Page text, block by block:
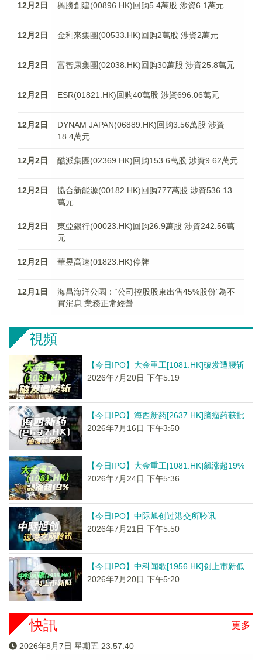
12月2日 興勝創建(00896.HK)回购5.4萬股 涉資6.1萬元
12月2日 金利來集團(00533.HK)回购2萬股 涉資2萬元
12月2日 富智康集團(02038.HK)回购30萬股 涉資25.8萬元
12月2日 ESR(01821.HK)回购40萬股 涉資696.06萬元
12月2日
DYNAM JAPAN(06889.HK)回购3.56萬股 涉資
18.4萬元
12月2日 酷派集團(02369.HK)回购153.6萬股 涉資9.62萬元
12月2日
協合新能源(00182.HK)回购777萬股 涉資536.13
萬元
12月2日
東亞銀行(00023.HK)回购26.9萬股 涉資242.56萬
元
12月2日 華昱高速(01823.HK)停牌
12月1日
海昌海洋公園：“公司控股股東出售45%股份”為不
實消息 業務正常經營
視頻
【今日IPO】大金重工[1081.HK]破发遭腰斩
2026年7月20日 下午5:19
【今日IPO】海西新药[2637.HK]脑瘤药获批
2026年7月16日 下午3:50
【今日IPO】大金重工[1081.HK]飙涨超19%
2026年7月24日 下午5:36
【今日IPO】中际旭创过港交所聆讯
2026年7月21日 下午5:50
【今日IPO】中科闻歌[1956.HK]创上市新低
2026年7月20日 下午5:20
更多
快訊
2026年8月7日 星期五 23:57:41